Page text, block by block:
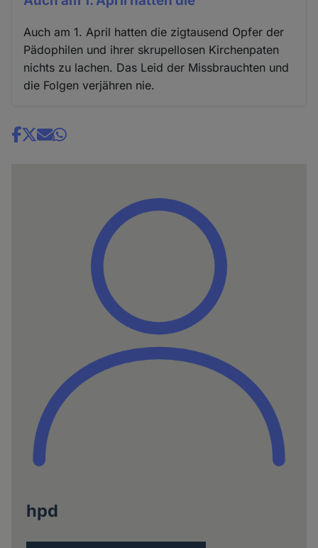
Auch am 1. April hatten die zigtausend Opfer der
Pädophilen und ihrer skrupellosen Kirchenpaten
nichts zu lachen. Das Leid der Missbrauchten und
die Folgen verjähren nie.
Share
hpd